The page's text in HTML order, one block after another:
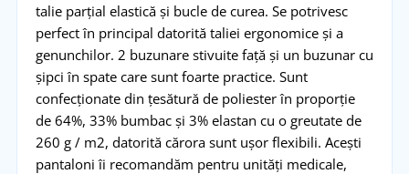
talie parțial elastică și bucle de curea. Se potrivesc
perfect în principal datorită taliei ergonomice și a
genunchilor. 2 buzunare stivuite față și un buzunar cu
șipci în spate care sunt foarte practice. Sunt
confecționate din țesătură de poliester în proporție
de 64%, 33% bumbac și 3% elastan cu o greutate de
260 g / m2, datorită cărora sunt ușor flexibili. Acești
pantaloni îi recomandăm pentru unități medicale,